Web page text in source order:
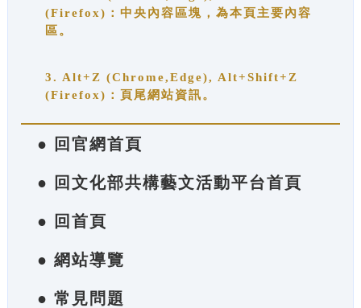
(Firefox)：中央內容區塊，為本頁主要內容
區。
3. Alt+Z (Chrome,Edge), Alt+Shift+Z
(Firefox)：頁尾網站資訊。
● 回官網首頁
● 回文化部共構藝文活動平台首頁
● 回首頁
● 網站導覽
● 常見問題